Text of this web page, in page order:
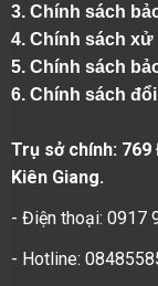
3. Chính sách
4. Chính sách xử
5. Chính sách
6. Chính sách
Trụ sở chính: 769
Kiên Giang.
- Điện thoại: 0917
- Hotline: